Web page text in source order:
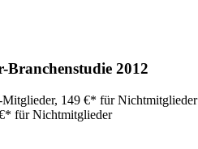
Branchenstudie 2012
149 €* für Nichtmitglieder
für Nichtmitglieder